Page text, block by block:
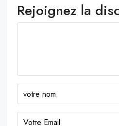
Rejoignez la